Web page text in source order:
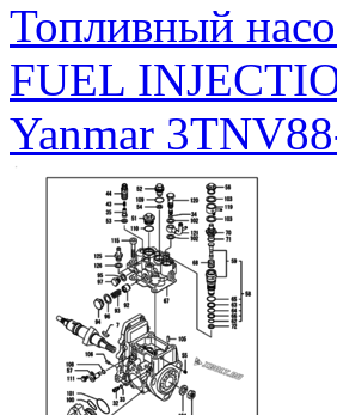
Топливный
FUEL
Yanmar